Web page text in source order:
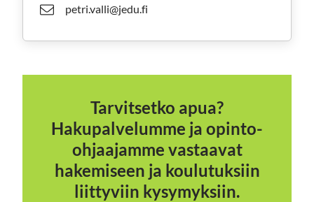
petri.valli@jedu.fi
Tarvitsetko apua?
Hakupalvelumme ja opinto-
ohjaajamme vastaavat
hakemiseen ja koulutuksiin
liittyviin kysymyksiin.